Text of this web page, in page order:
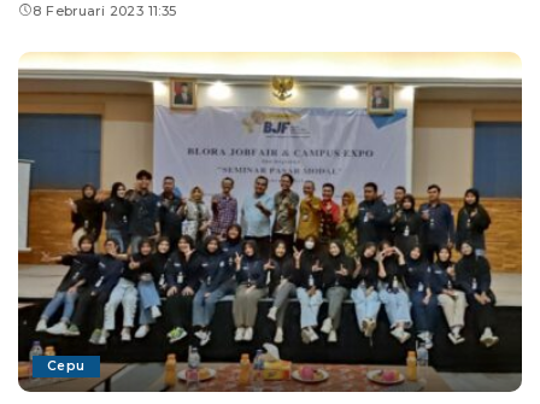
8 Februari 2023 11:35
Cepu